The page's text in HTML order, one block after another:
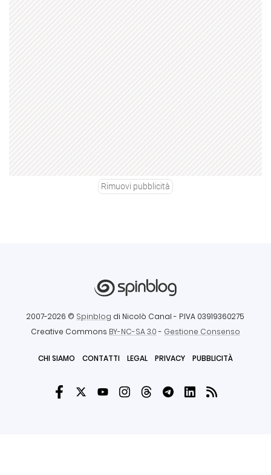
Rimuovi pubblicità
2007-2026 © Spinblog di Nicolò Canal - P.IVA 03919360275
Creative Commons BY-NC-SA 3.0- Gestione Consenso
CHI SIAMO CONTATTI LEGAL PRIVACY PUBBLICITÀ